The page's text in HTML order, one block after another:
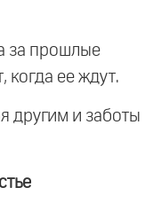
за прошлые
когда ее ждут.
другим и заботы